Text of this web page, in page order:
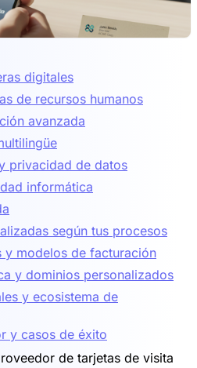
digitales
de recursos humanos
avanzada
privacidad de datos
informática
según tus procesos
y modelos de facturación
y dominios personalizados
y ecosistema de
y casos de éxito
de tarjetas de visita